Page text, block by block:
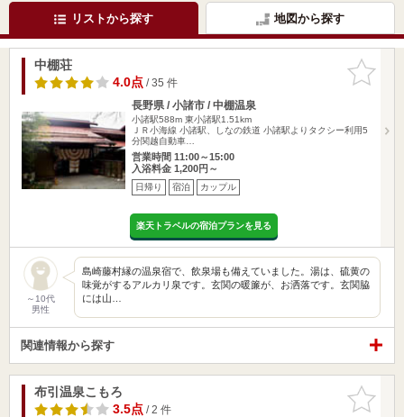
リストから探す 地図から探す
お気に入
りに追加
中棚荘
4.0点/ 35 件
長野県 / 小諸市 / 中棚温泉
小諸駅588m 東小諸駅1.51km
ＪＲ小海線 小諸駅、しなの鉄道 小諸駅よりタクシー利用5
分関越自動車…
営業時間 11:00～15:00
入浴料金 1,200円～
日帰り 宿泊 カップル
楽天トラベルの宿泊プランを見る
～10代
男性
島崎藤村縁の温泉宿で、飲泉場も備えていました。湯は、硫黄の
味覚がするアルカリ泉です。玄関の暖簾が、お洒落です。玄関脇
には山…
関連情報から探す
お気に入
りに追加
布引温泉こもろ
3.5点/ 2 件